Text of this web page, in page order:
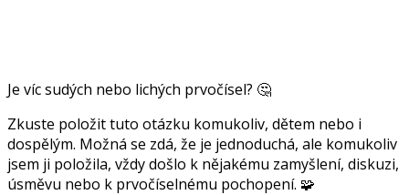
Je víc sudých nebo lichých prvočísel? 🤔
Zkuste položit tuto otázku komukoliv, dětem nebo i
dospělým. Možná se zdá, že je jednoduchá, ale komukoliv
jsem ji položila, vždy došlo k nějakému zamyšlení, diskuzi,
úsměvu nebo k prvočíselnému pochopení. 🧩